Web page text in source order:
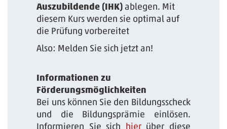
Auszubildende (IHK) ablegen. Mit
diesem Kurs werden sie optimal auf
die Prüfung vorbereitet
Also: Melden Sie sich jetzt an!
Informationen zu
Förderungsmöglichkeiten
Bei uns können Sie den Bildungsscheck
und die Bildungsprämie einlösen.
Informieren Sie sich hierüber diese